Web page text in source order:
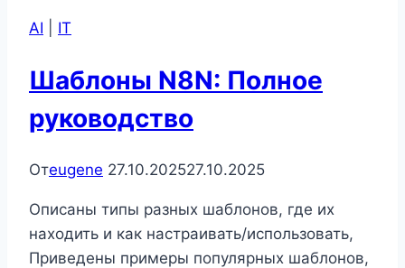
Manticore
AI IT
Шаблоны N8N: Полное
руководство
Отeugene 27.10.202527.10.2025
Описаны типы разных шаблонов, где их
находить и как настраивать/использовать,
Приведены примеры популярных шаблонов,